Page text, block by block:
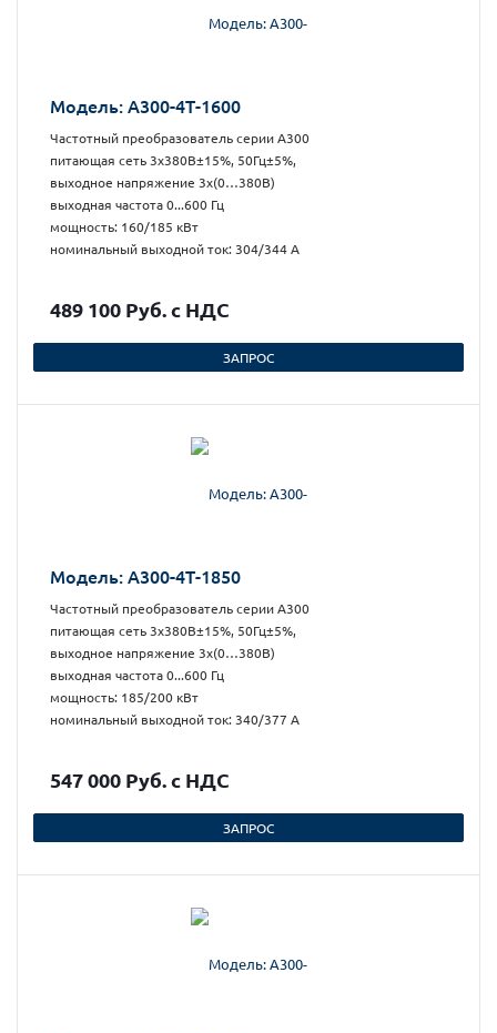
Модель: А300-4Т-1600
Частотный преобразователь серии А300
питающая сеть 3х380В±15%, 50Гц±5%,
выходное напряжение 3х(0…380В)
выходная частота 0...600 Гц
мощность: 160/185 кВт
номинальный выходной ток: 304/344 А
489 100 Руб. с НДС
ЗАПРОС
Модель: А300-4Т-1850
Частотный преобразователь серии А300
питающая сеть 3х380В±15%, 50Гц±5%,
выходное напряжение 3х(0…380В)
выходная частота 0...600 Гц
мощность: 185/200 кВт
номинальный выходной ток: 340/377 А
547 000 Руб. с НДС
ЗАПРОС